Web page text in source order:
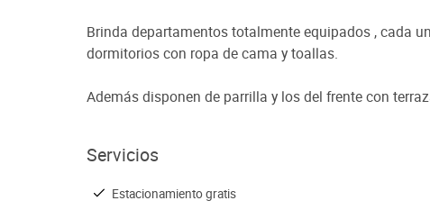
Brinda departamentos totalmente equipados , cada
dormitorios con ropa de cama y toallas.
Además disponen de parrilla y los del frente con
Servicios
Estacionamiento gratis